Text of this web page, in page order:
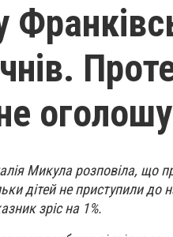
Микула розповіла, що
дітей не приступили до
зріс на 1%.